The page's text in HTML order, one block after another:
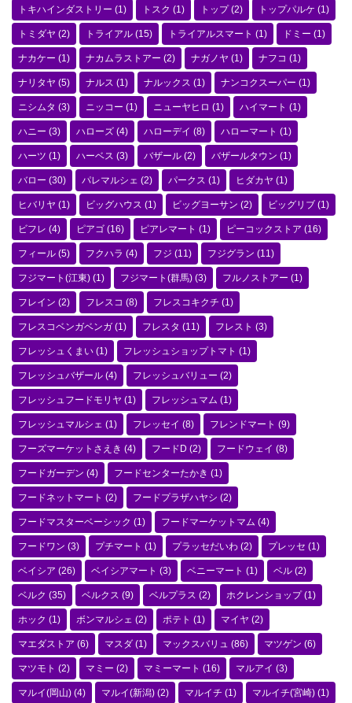
トキハインダストリー (1) トスク (1) トップ(2) トップパルケ (1)
トミダヤ (2) トライアル (15) トライアルスマート (1) ドミー (1)
ナカケー (1) ナカムラストアー (2) ナガノヤ (1) ナフコ (1)
ナリタヤ (5) ナルス (1) ナルックス (1) ナンコクスーパー (1)
ニシムタ (3) ニッコー (1) ニューヤヒロ (1) ハイマート (1)
ハニー (3) ハローズ (4) ハローデイ (8) ハローマート (1)
ハーツ (1) ハーベス (3) バザール (2) バザールタウン (1)
バロー (30) パレマルシェ (2) パークス (1) ヒダカヤ (1)
ヒバリヤ (1) ビッグハウス (1) ビッグヨーサン (2) ビッグリブ (1)
ビフレ (4) ピアゴ (16) ピアレマート (1) ピーコックストア (16)
フィール (5) フクハラ (4) フジ (11) フジグラン (11)
フジマート(江東) (1) フジマート(群馬) (3) フルノストアー (1)
フレイン (2) フレスコ (8) フレスコキクチ (1)
フレスコベンガベンガ (1) フレスタ (11) フレスト (3)
フレッシュくまい (1) フレッシュショップトマト (1)
フレッシュバザール (4) フレッシュバリュー (2)
フレッシュフードモリヤ (1) フレッシュマム (1)
フレッシュマルシェ (1) フレッセイ (8) フレンドマート (9)
フーズマーケットさえき (4) フードD (2) フードウェイ (8)
フードガーデン (4) フードセンターたかき (1)
フードネットマート (2) フードプラザハヤシ (2)
フードマスターベーシック (1) フードマーケットマム (4)
フードワン (3) プチマート (1) プラッセだいわ (2) プレッセ (1)
ベイシア (26) ベイシアマート (3) ベニーマート (1) ベル (2)
ベルク (35) ベルクス (9) ベルプラス (2) ホクレンショップ(1)
ホック (1) ボンマルシェ (2) ポテト (1) マイヤ (2)
マエダストア (6) マスダ (1) マックスバリュ (86) マツゲン (6)
マツモト (2) マミー (2) マミーマート (16) マルアイ (3)
マルイ(岡山) (4) マルイ(新潟) (2) マルイチ (1) マルイチ(宮崎) (1)